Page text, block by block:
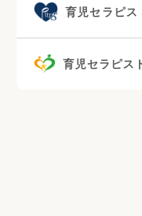
育児セラピス
育児セラピス